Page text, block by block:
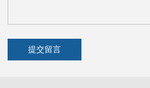
提交留言